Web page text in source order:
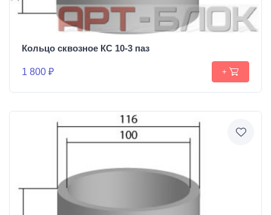
Кольцо сквозное КС 10-3 паз
1 800 ₽ +